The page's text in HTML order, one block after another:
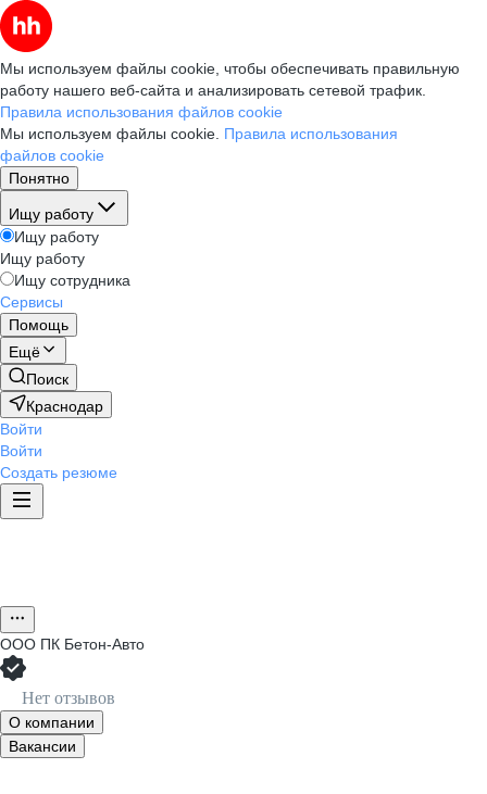
Мы используем файлы cookie, чтобы обеспечивать правильную
работу нашего веб-сайта и анализировать сетевой трафик.
Правила использования файлов cookie
Мы используем файлы cookie. Правила использования
файлов cookie
Понятно
Ищу работу
Ищу работу
Ищу работу
Ищу сотрудника
Сервисы
Помощь
Ещё
Поиск
Краснодар
Войти
Войти
Создать резюме
ООО ПК Бетон-Авто
Нет отзывов
О компании
Вакансии